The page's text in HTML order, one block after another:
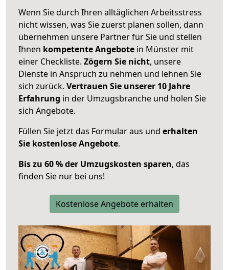
Wenn Sie durch Ihren alltäglichen Arbeitsstress
nicht wissen, was Sie zuerst planen sollen, dann
übernehmen unsere Partner für Sie und stellen
Ihnen kompetente Angebote in Münster mit
einer Checkliste. Zögern Sie nicht, unsere
Dienste in Anspruch zu nehmen und lehnen Sie
sich zurück. Vertrauen Sie unserer 10 Jahre
Erfahrung in der Umzugsbranche und holen Sie
sich Angebote.
Füllen Sie jetzt das Formular aus und erhalten
Sie kostenlose Angebote.
Bis zu 60 % der Umzugskosten sparen, das
finden Sie nur bei uns!
Kostenlose Angebote erhalten